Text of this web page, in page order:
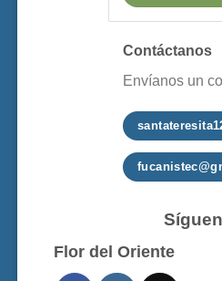
Contáctanos
Envíanos un
Flor del Oriente